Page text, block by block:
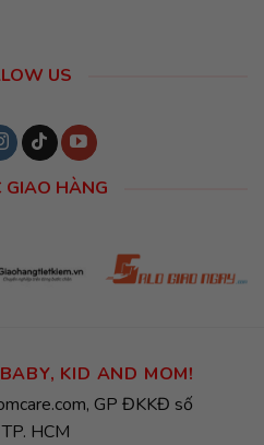
US
GIAO HÀNG
KID AND MOM!
GP ĐKKĐ số
HCM